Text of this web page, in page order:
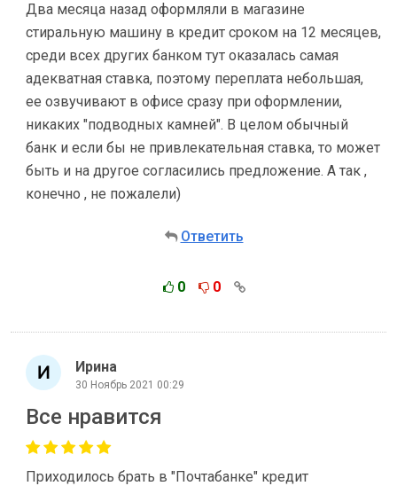
Два месяца назад оформляли в магазине
стиральную машину в кредит сроком на 12 месяцев,
среди всех других банком тут оказалась самая
адекватная ставка, поэтому переплата небольшая,
ее озвучивают в офисе сразу при оформлении,
никаких "подводных камней". В целом обычный
банк и если бы не привлекательная ставка, то может
быть и на другое согласились предложение. А так ,
конечно , не пожалели)
Ответить
0 0
Ирина
30 Ноябрь 2021 00:29
Все нравится
Приходилось брать в "Почтабанке" кредит